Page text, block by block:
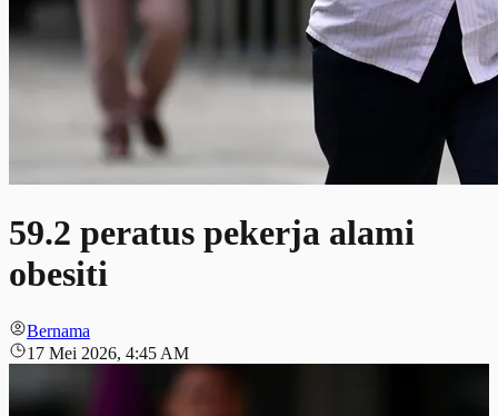
59.2 peratus pekerja alami
obesiti
Bernama
17 Mei 2026, 4:45 AM